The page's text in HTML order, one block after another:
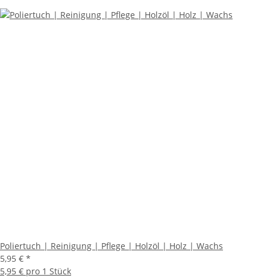
Poliertuch | Reinigung | Pflege | Holzöl | Holz | Wachs
5,95 € *
5,95 € pro 1 Stück